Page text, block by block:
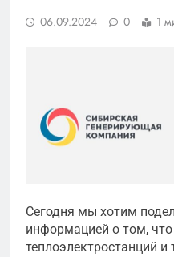
06.09.2024 0 1
Сегодня мы хотим
информацией о том,
теплоэлектростанций и